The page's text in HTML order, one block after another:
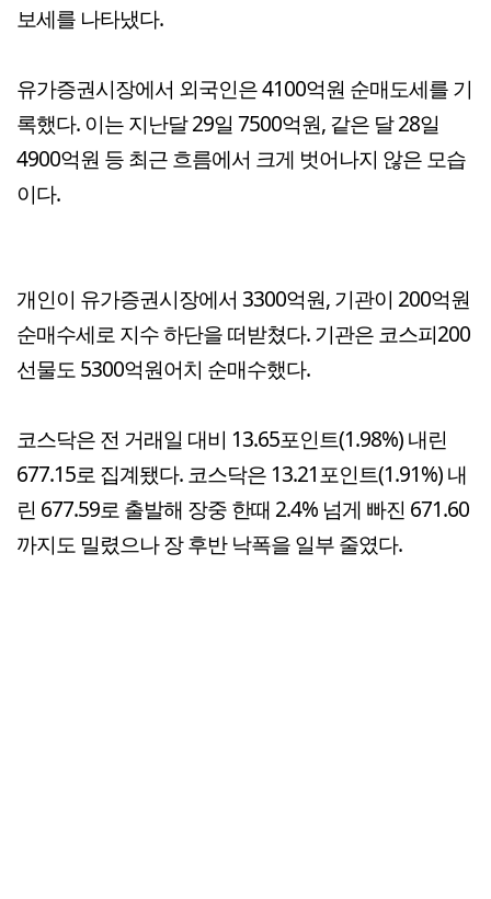
보세를 나타냈다.
유가증권시장에서 외국인은 4100억원 순매도세를 기
록했다. 이는 지난달 29일 7500억원, 같은 달 28일
4900억원 등 최근 흐름에서 크게 벗어나지 않은 모습
이다.
개인이 유가증권시장에서 3300억원, 기관이 200억원
순매수세로 지수 하단을 떠받쳤다. 기관은 코스피200
선물도 5300억원어치 순매수했다.
코스닥은 전 거래일 대비 13.65포인트(1.98%) 내린
677.15로 집계됐다. 코스닥은 13.21포인트(1.91%) 내
린 677.59로 출발해 장중 한때 2.4% 넘게 빠진 671.60
까지도 밀렸으나 장 후반 낙폭을 일부 줄였다.